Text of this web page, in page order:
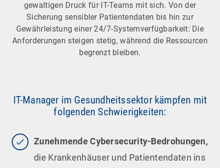
gewaltigen Druck für IT-Teams mit sich. Von der
Sicherung sensibler Patientendaten bis hin zur
Gewährleistung einer 24/7-Systemverfügbarkeit: Die
Anforderungen steigen stetig, während die Ressourcen
begrenzt bleiben.
IT-Manager im Gesundheitssektor kämpfen mit
folgenden Schwierigkeiten:
Zunehmende Cybersecurity-Bedrohungen,
die Krankenhäuser und Patientendaten ins